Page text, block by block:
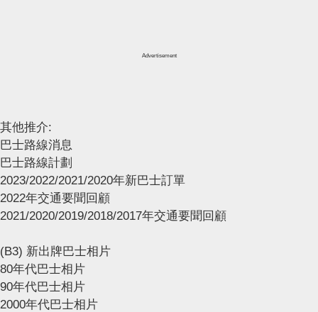
Advertisement
其他推介:
巴士路線消息
巴士路線計劃
2023/2022/2021/2020年新巴士訂單
2022年交通要聞回顧
2021/2020/2019/2018/2017年交通要聞回顧
(B3) 新出牌巴士相片
80年代巴士相片
90年代巴士相片
2000年代巴士相片